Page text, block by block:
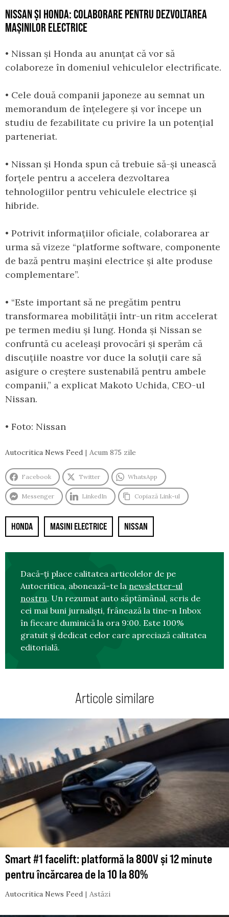
NISSAN ȘI HONDA: COLABORARE PENTRU DEZVOLTAREA
MAȘINILOR ELECTRICE
• Nissan și Honda au anunțat că vor să
colaboreze în domeniul vehiculelor electrificate.
• Cele două companii japoneze au semnat un
memorandum de înțelegere și vor începe un
studiu de fezabilitate cu privire la un potențial
parteneriat.
• Nissan și Honda spun că trebuie să-și unească
forțele pentru a accelera dezvoltarea
tehnologiilor pentru vehiculele electrice și
hibride.
• Potrivit informațiilor oficiale, colaborarea ar
urma să vizeze “platforme software, componente
de bază pentru mașini electrice și alte produse
complementare”.
• “Este important să ne pregătim pentru
transformarea mobilității într-un ritm accelerat
pe termen mediu și lung. Honda și Nissan se
confruntă cu aceleași provocări și sperăm că
discuțiile noastre vor duce la soluții care să
asigure o creștere sustenabilă pentru ambele
companii,” a explicat Makoto Uchida, CEO-ul
Nissan.
• Foto: Nissan
Autocritica News Feed Acum 875 zile
Facebook Twitter WhatsApp
Messenger LinkedIn Copiază Link-ul
HONDA MASINI ELECTRICE NISSAN
Dacă-ți place calitatea articolelor de pe
Autocritica, abonează-te la newsletter-ul
nostru. Un rezumat auto săptămânal, scris de
cei mai buni jurnaliști, frânează la tine-n Inbox
în fiecare duminică la ora 9:00. Este 100%
gratuit și dedicat celor care apreciază calitatea
editorială.
Articole similare
Smart #1 facelift: platformă la 800V și 12 minute
pentru încărcarea de la 10 la 80%
Autocritica News Feed Astăzi